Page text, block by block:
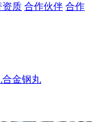
资质 合作伙伴 合作
合金钢丸